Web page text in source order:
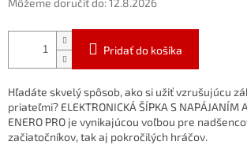
Môžeme doručiť do:12.8.2026
Pridať do košíka
Hľadáte skvelý spôsob, ako si užiť vzrušujúcu
priateľmi? ELEKTRONICKÁ ŠÍPKA S NAPÁJANÍM
ENERO PRO je vynikajúcou voľbou pre
začiatočníkov, tak aj pokročilých hráčov.